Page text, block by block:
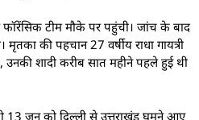
टीम मौके पर पहुंची। जांच के बाद
की पहचान 27 वर्षीय राधा गायत्री
शादी करीब सात महीने पहले हुई थी
13 जून को दिल्ली से उत्तराखंड घूमने आए